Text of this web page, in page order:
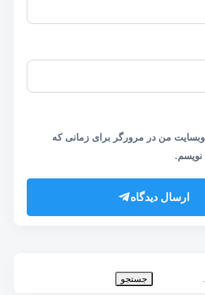
وبسایت من در مرورگر برای زمانی که
نویسم.
ارسال دیدگاه
جستجو